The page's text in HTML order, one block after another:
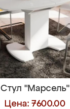
Стул "Марсель"
Цена: 7600.00